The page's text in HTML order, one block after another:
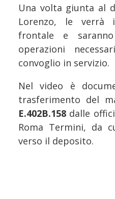
Una volta giunta al
Lorenzo, le verrà
frontale e
operazioni
convoglio in servizio.
Nel video è
trasferimento del
E.402B.158 dalle
Roma Termini, da
verso il deposito.